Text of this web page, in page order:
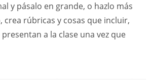
y pásalo en grande, o hazlo más
crea rúbricas y cosas que incluir,
presentan a la clase una vez que